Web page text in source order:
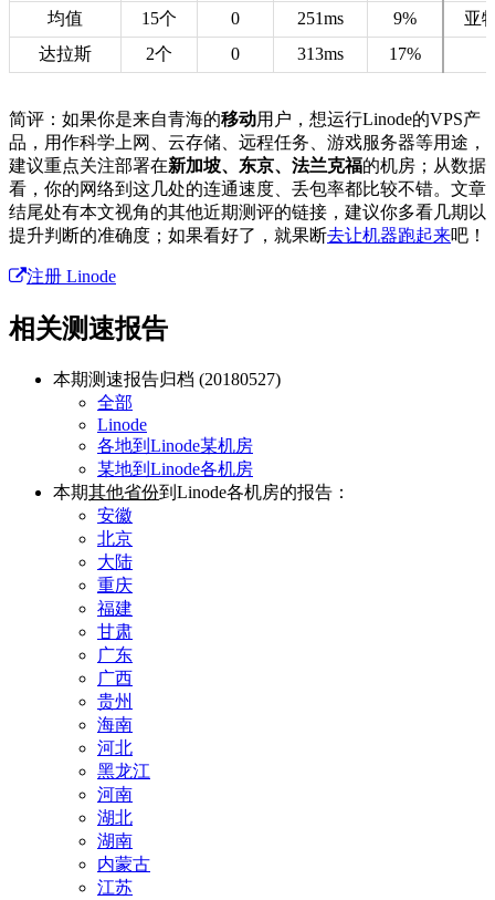
均值 15个 0 251ms 9%
亚
达拉斯
2个 0 313ms 17%
简评：如果你是来自青海的移动用户，想运行Linode的VPS产
品，用作科学上网、云存储、远程任务、游戏服务器等用途，
建议重点关注部署在新加坡、东京、法兰克福的机房；从数据
看，你的网络到这几处的连通速度、丢包率都比较不错。文章
结尾处有本文视角的其他近期测评的链接，建议你多看几期以
提升判断的准确度；如果看好了，就果断去让机器跑起来吧！
注册 Linode
相关测速报告
本期测速报告归档 (20180527)
全部
Linode
各地到Linode某机房
某地到Linode各机房
本期其他省份到Linode各机房的报告：
安徽
北京
大陆
重庆
福建
甘肃
广东
广西
贵州
海南
河北
黑龙江
河南
湖北
湖南
内蒙古
江苏